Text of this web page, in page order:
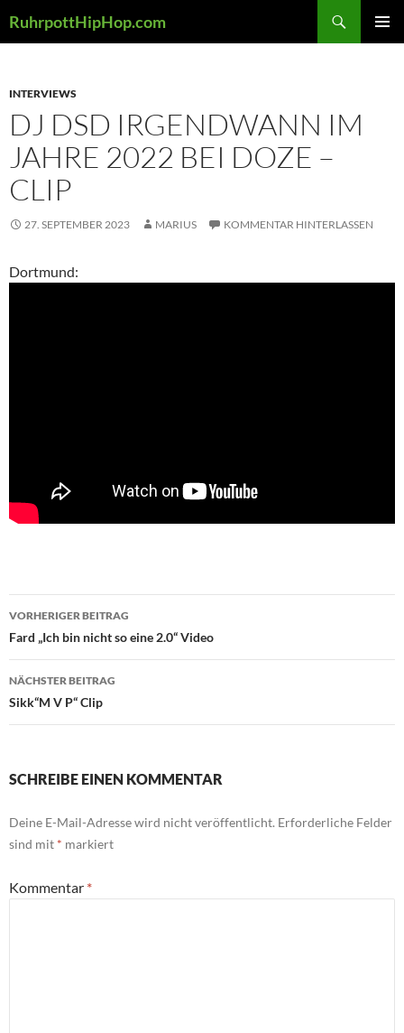
Inhalt
RuhrpottHipHop.com
INTERVIEWS
DJ DSD IRGENDWANN IM
JAHRE 2022 BEI DOZE –
CLIP
27. SEPTEMBER 2023 MARIUS KOMMENTAR HINTERLASSEN
Dortmund:
Beitragsnavigation
VORHERIGER BEITRAG
Fard „Ich bin nicht so eine 2.0“ Video
NÄCHSTER BEITRAG
Sikk“M V P“ Clip
SCHREIBE EINEN KOMMENTAR
Deine E-Mail-Adresse wird nicht veröffentlicht. Erforderliche Felder
sind mit * markiert
Kommentar *